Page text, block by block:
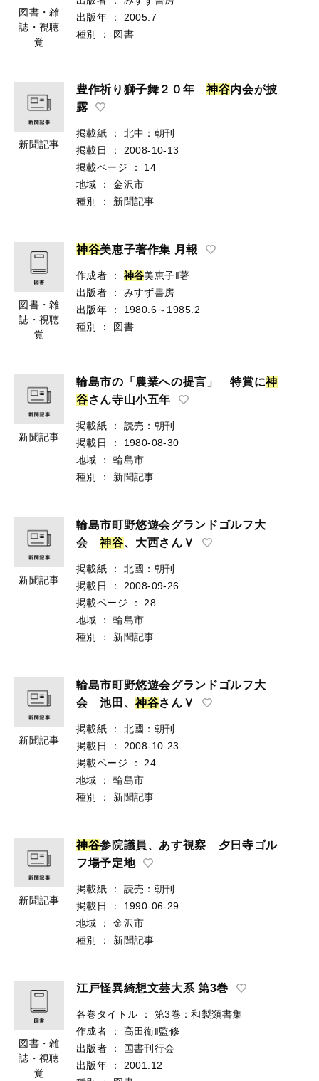
図書・雑
誌・視聴
覚
出版年
：
2005.7
種別
： 図書
新聞記事
豊作祈り獅子舞２０年神谷内会が披
露
掲載紙 ：
北中：朝刊
掲載日
：
2008-10-13
掲載ページ
：
14
地域
：
金沢市
種別
： 新聞記事
図書・雑
誌・視聴
覚
神谷美恵子著作集 月報
作成者 ： 神谷美恵子‖著
出版者
：
みすず書房
出版年
：
1980.6～1985.2
種別
： 図書
新聞記事
輪島市の「農業への提言」 特賞に神
谷さん寺山小五年
掲載紙 ：
読売：朝刊
掲載日
：
1980-08-30
地域
：
輪島市
種別
： 新聞記事
新聞記事
輪島市町野悠遊会グランドゴルフ大
会神谷、大西さんＶ
掲載紙 ：
北國：朝刊
掲載日
：
2008-09-26
掲載ページ
：
28
地域
：
輪島市
種別
： 新聞記事
新聞記事
輪島市町野悠遊会グランドゴルフ大
会 池田、神谷さんＶ
掲載紙 ：
北國：朝刊
掲載日
：
2008-10-23
掲載ページ
：
24
地域
：
輪島市
種別
： 新聞記事
新聞記事
神谷参院議員、あす視察 夕日寺ゴル
フ場予定地
掲載紙 ：
読売：朝刊
掲載日
：
1990-06-29
地域
：
金沢市
種別
： 新聞記事
図書・雑
誌・視聴
覚
江戸怪異綺想文芸大系 第3巻
各巻タイトル ：
第3巻：和製類書集
作成者
：
高田衛‖監修
出版者
：
国書刊行会
出版年
：
2001.12